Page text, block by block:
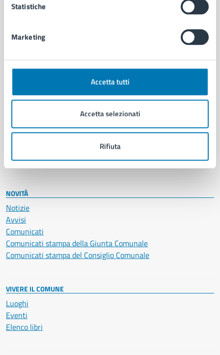
Statistiche
Marketing
Accetta tutti
Accetta selezionati
Rifiuta
Ambiente
Educazione e formazione
Giustizia e sicurezza pubblica
Imprese e commercio
Salute, benessere e assistenza
Vita lavorativa
NOVITÀ
Notizie
Avvisi
Comunicati
Comunicati stampa della Giunta Comunale
Comunicati stampa del Consiglio Comunale
VIVERE IL COMUNE
Luoghi
Eventi
Elenco libri